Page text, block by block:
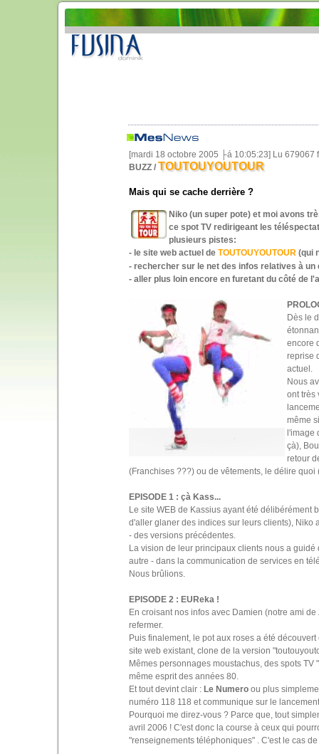
[mardi 18 octobre 2005 ├á 10:05:23] Lu
BUZZ / TOUTOUYOUTOUR
Mais qui se cache derrière ?
Niko (un super pote) et moi avons
ce spot TV redirigeant les
plusieurs pistes:
- le site web actuel de TOUTOUYOUTOUR (qui
- rechercher sur le net des infos relatives à
- aller plus loin encore en furetant du côté de
Dès le
encore
reprise
actuel.
Nous
ont très
même
l'image
çà),
retour
(Franchises ???) ou de vêtements, le délire
EPISODE 1 : çà Kass...
Le site WEB de Kassius ayant été délibérément
d'aller glaner des indices sur leurs clients), Niko
- des versions précédentes.
La vision de leur principaux clients nous a
autre - dans la communication de services en
Nous brûlions.
EPISODE 2 : EUReka !
En croisant nos infos avec Damien (notre ami
refermer.
Puis finalement, le pot aux roses a été
site web existant, clone de la version
Mêmes personnages moustachus, des spots
même esprit des années 80.
Et tout devint clair : Le Numero ou plus
numéro 118 118 et communique sur le
Pourquoi me direz-vous ? Parce que, tout
avril 2006 ! C'est donc la course à ceux qui
"renseignements téléphoniques" . C'est le cas